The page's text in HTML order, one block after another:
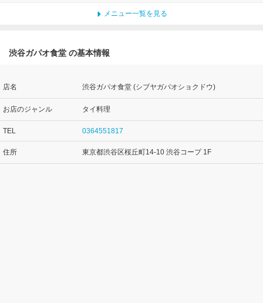
メニュー一覧を見る
渋谷ガパオ食堂 の基本情報
店名 渋谷ガパオ食堂 (シブヤガパオショクドウ)
お店のジャンル タイ料理
TEL 0364551817
住所 東京都渋谷区桜丘町14-10 渋谷コープ 1F